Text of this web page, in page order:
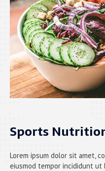
Sports
Lorem ipsum dolor sit amet,
eiusmod tempor incididunt ut